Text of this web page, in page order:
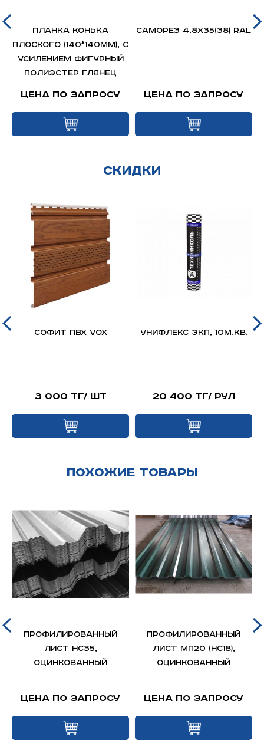
Планка конька
плоского (140*140мм), с
усилением фигурный
полиэстер глянец
Цена по запросу
Саморез 4.8х35(38) RAL
Цена по запросу
Скидки
Софит ПВХ VOX
3 000 тг/ шт
Унифлекс ЭКП, 10м.кв.
20 400 тг/ рул
Похожие товары
Профилированный
лист НС35,
оцинкованный
Цена по запросу
Профилированный
лист МП20 (НС18),
оцинкованный
Цена по запросу